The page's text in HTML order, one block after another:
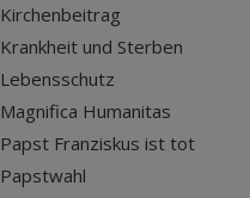
Kirchenbeitrag
Krankheit und Sterben
Lebensschutz
Magnifica Humanitas
Papst Franziskus ist tot
Papstwahl